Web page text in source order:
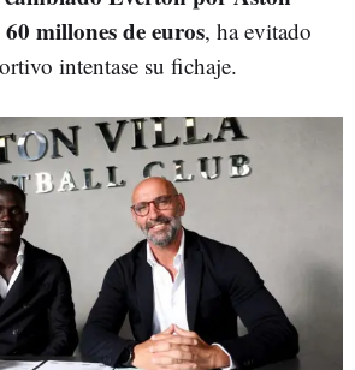
millones de euros, ha evitado
intentase su fichaje.